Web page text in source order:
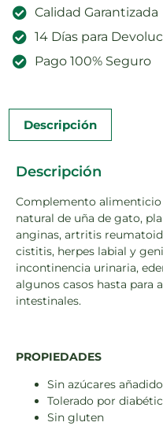
Calidad Garantizada
14 Días para
Pago 100% Seguro
Descripción
Descripción
Complemento alimenticio
natural de uña de gato,
anginas, artritis
cistitis, herpes labial y
incontinencia urinaria,
algunos casos hasta para
intestinales.
PROPIEDADES
Sin azúcares
Tolerado por
Sin gluten